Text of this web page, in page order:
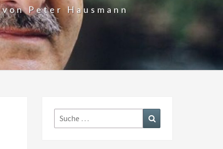
Peter Hausmann
Suche
nach: